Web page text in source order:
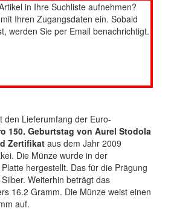
in Ihre Suchliste aufnehmen?
Ihren Zugangsdaten ein. Sobald
werden Sie per Email benachrichtigt.
den Lieferumfang der Euro-
150. Geburtstag von Aurel Stodola
Zertifikataus dem Jahr 2009
Die Münze wurde in der
hergestellt. Das für die Prägung
Weiterhin beträgt das
16.2 Gramm. Die Münze weist einen
auf.